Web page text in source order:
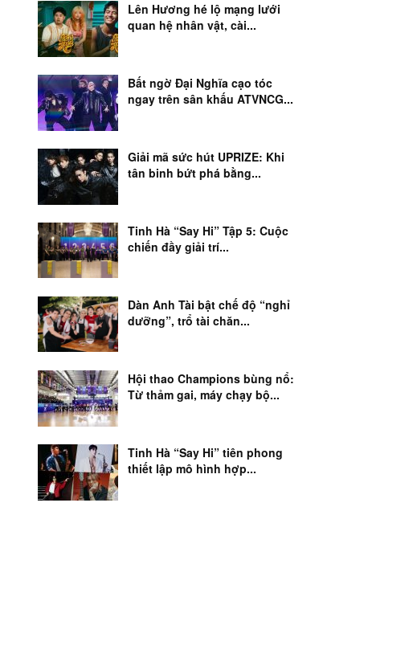
Lên Hương hé lộ mạng lưới
quan hệ nhân vật, cài...
Bất ngờ Đại Nghĩa cạo tóc
ngay trên sân khấu ATVNCG...
Giải mã sức hút UPRIZE: Khi
tân binh bứt phá bằng...
Tinh Hà “Say Hi” Tập 5: Cuộc
chiến đầy giải trí...
Dàn Anh Tài bật chế độ “nghỉ
dưỡng”, trổ tài chăn...
Hội thao Champions bùng nổ:
Từ thảm gai, máy chạy bộ...
Tinh Hà “Say Hi” tiên phong
thiết lập mô hình hợp...